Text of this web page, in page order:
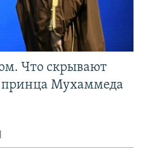
Что скрывают
Мухаммеда